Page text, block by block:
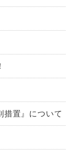
措置』について